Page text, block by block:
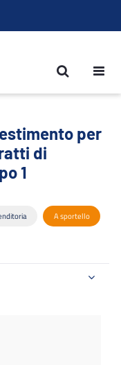
per
per
di
1
A sportello